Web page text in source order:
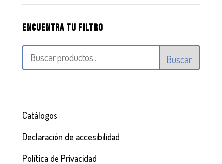
Encuentra tu filtro
Buscar
Catálogos
Declaración de accesibilidad
Política de Privacidad